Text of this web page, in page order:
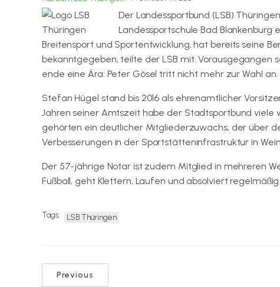
Der Landessportbund (LSB)
Landessportschule Bad Blankenburg
Breitensport und Sportentwicklung, hat bereits seine
bekanntgegeben, teilte der LSB mit. Vorausgegangen
ende eine Ära: Peter Gösel tritt nicht mehr zur Wahl an.
Stefan Hügel stand bis 2016 als ehrenamtlicher
Jahren seiner Amtszeit habe der Stadtsportbund viele
gehörten ein deutlicher Mitgliederzuwachs, der über
Verbesserungen in der Sportstätteninfrastruktur in
Der 57-jährige Notar ist zudem Mitglied in mehreren
Fußball, geht Klettern, Laufen und absolviert
Tags: LSB Thüringen
Previous